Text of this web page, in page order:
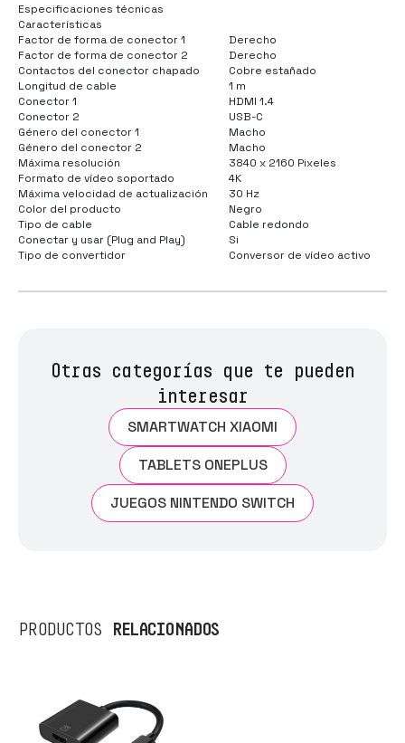
Especificaciones técnicas
Características
Factor de forma de conector 1
Derecho
Factor de forma de conector 2
Derecho
Contactos del conector chapado
Cobre estañado
Longitud de cable
1 m
Conector 1
HDMI 1.4
Conector 2
USB-C
Género del conector 1
Macho
Género del conector 2
Macho
Máxima resolución
3840 x 2160 Pixeles
Formato de vídeo soportado
4K
Máxima velocidad de actualización
30 Hz
Color del producto
Negro
Tipo de cable
Cable redondo
Conectar y usar (Plug and Play)
Si
Tipo de convertidor
Conversor de vídeo activo
Otras categorías que te pueden
interesar
SMARTWATCH XIAOMI
TABLETS ONEPLUS
JUEGOS NINTENDO SWITCH
PRODUCTOS RELACIONADOS